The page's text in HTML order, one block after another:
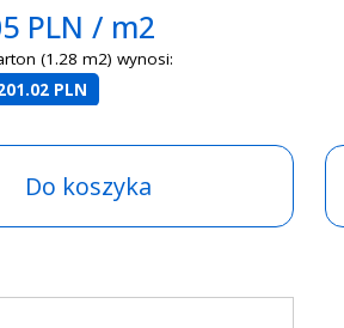
PLN / m2
(1.28 m2) wynosi:
PLN
Do koszyka